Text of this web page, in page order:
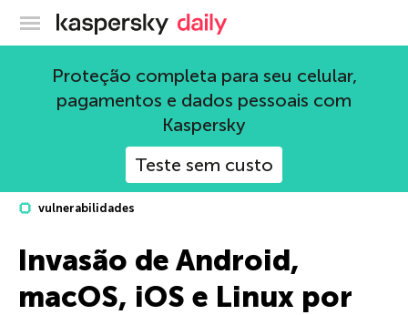
Blog oficial da Kaspersky
Proteção completa para seu celular,
pagamentos e dados pessoais com
Kaspersky
Teste sem custo
vulnerabilidades
Invasão de Android,
macOS, iOS e Linux por